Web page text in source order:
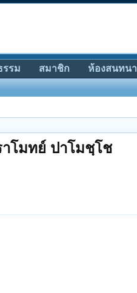
โมทย์ ปาโมชฺโช
รรม สมาชิก ห้องสนทนา